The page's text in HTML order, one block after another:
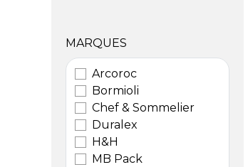
MARQUES
Arcoroc
Bormioli
Chef & Sommelier
Duralex
H&H
MB Pack